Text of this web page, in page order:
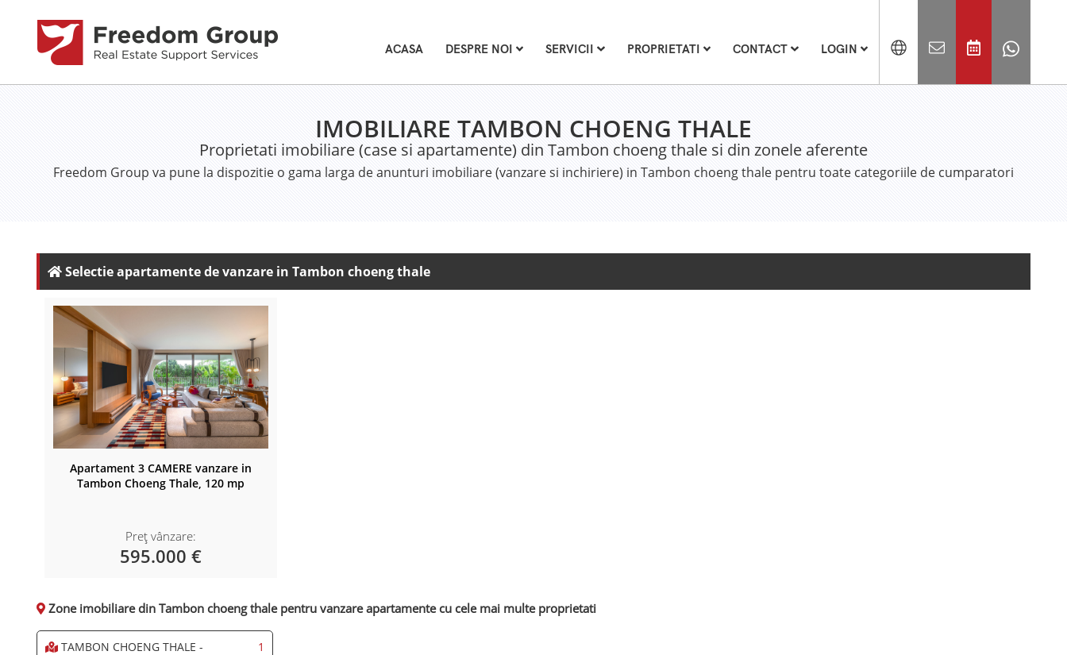
ACASA DESPRE NOI SERVICII PROPRIETATI CONTACT LOGIN
IMOBILIARE TAMBON CHOENG THALE
Proprietati imobiliare (case si apartamente) din Tambon choeng thale si din zonele aferente
Freedom Group va pune la dispozitie o gama larga de anunturi imobiliare (vanzare si inchiriere) in Tambon choeng thale pentru toate categoriile de cumparatori
Selectie apartamente de vanzare in Tambon choeng thale
Apartament 3 CAMERE vanzare in
Tambon Choeng Thale, 120 mp
Preț vânzare:
595.000 €
Zone imobiliare din Tambon choeng thale pentru vanzare apartamente cu cele mai multe proprietati
TAMBON CHOENG THALE - 1